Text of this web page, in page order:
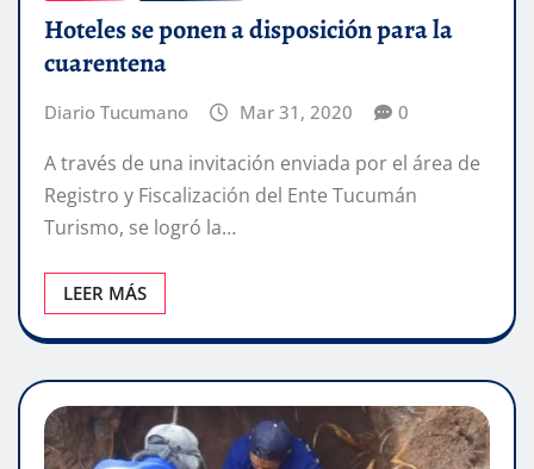
Hoteles se ponen a disposición para la
cuarentena
Diario Tucumano Mar 31, 2020 0
A través de una invitación enviada por el área de
Registro y Fiscalización del Ente Tucumán
Turismo, se logró la…
LEER MÁS